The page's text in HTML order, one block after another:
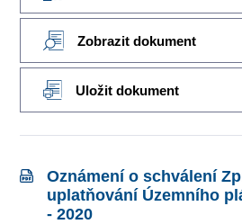
Zobrazit dokument
Uložit dokument
Oznámení o schválení
uplatňování Územního
- 2020